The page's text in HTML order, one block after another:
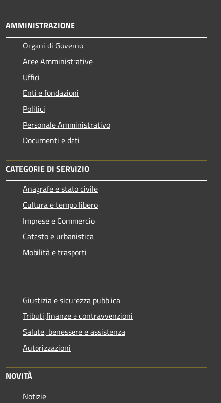
AMMINISTRAZIONE
Organi di Governo
Aree Amministrative
Uffici
Enti e fondazioni
Politici
Personale Amministrativo
Documenti e dati
CATEGORIE DI SERVIZIO
Anagrafe e stato civile
Cultura e tempo libero
Imprese e Commercio
Catasto e urbanistica
Mobilità e trasporti
Giustizia e sicurezza pubblica
Tributi,finanze e contravvenzioni
Salute, benessere e assistenza
Autorizzazioni
NOVITÀ
Notizie